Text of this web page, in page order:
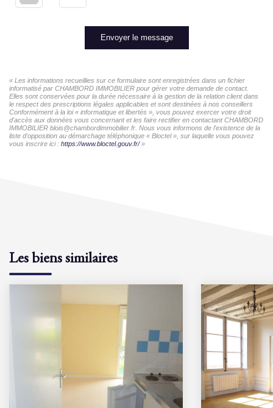
Envoyer le message
« Les informations recueillies sur ce formulaire sont enregistrées dans un fichier
informatisé par CHAMBORD IMMOBILIER pour gérer votre demande de contact.
Elles sont conservées pour la durée nécessaire à la gestion de la relation client dans
le respect des prescriptions légales applicables et sont destinées à nos conseillers
Conformément à la loi « informatique et libertés », vous pouvez exercer votre droit
d'accès aux données vous concernant et les faire rectifier en contactant CHAMBORD
IMMOBILIER blois@chambordimmobilier.fr. Nous vous informons de l'existence de la
liste d'opposition au démarchage téléphonique « Bloctel », sur laquelle vous pouvez
vous inscrire ici : https://www.bloctel.gouv.fr/»
Les biens similaires